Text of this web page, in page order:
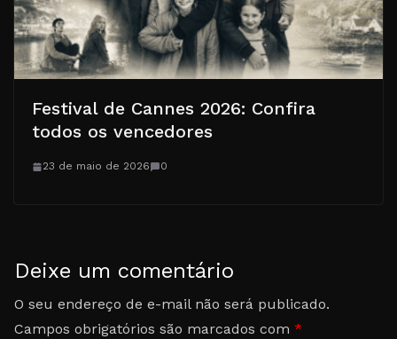
Festival de Cannes 2026: Confira
todos os vencedores
23 de maio de 2026 0
Deixe um comentário
O seu endereço de e-mail não será publicado.
Campos obrigatórios são marcados com *